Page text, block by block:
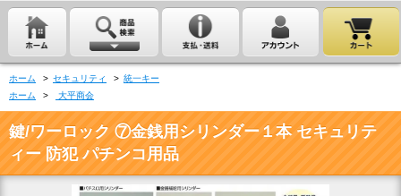
ホーム > セキュリティ > 統一キー
ホーム
> 大平商会
鍵/ワーロック ⑦金銭用シリンダー１本 セキュリテ
ィー 防犯 パチンコ用品